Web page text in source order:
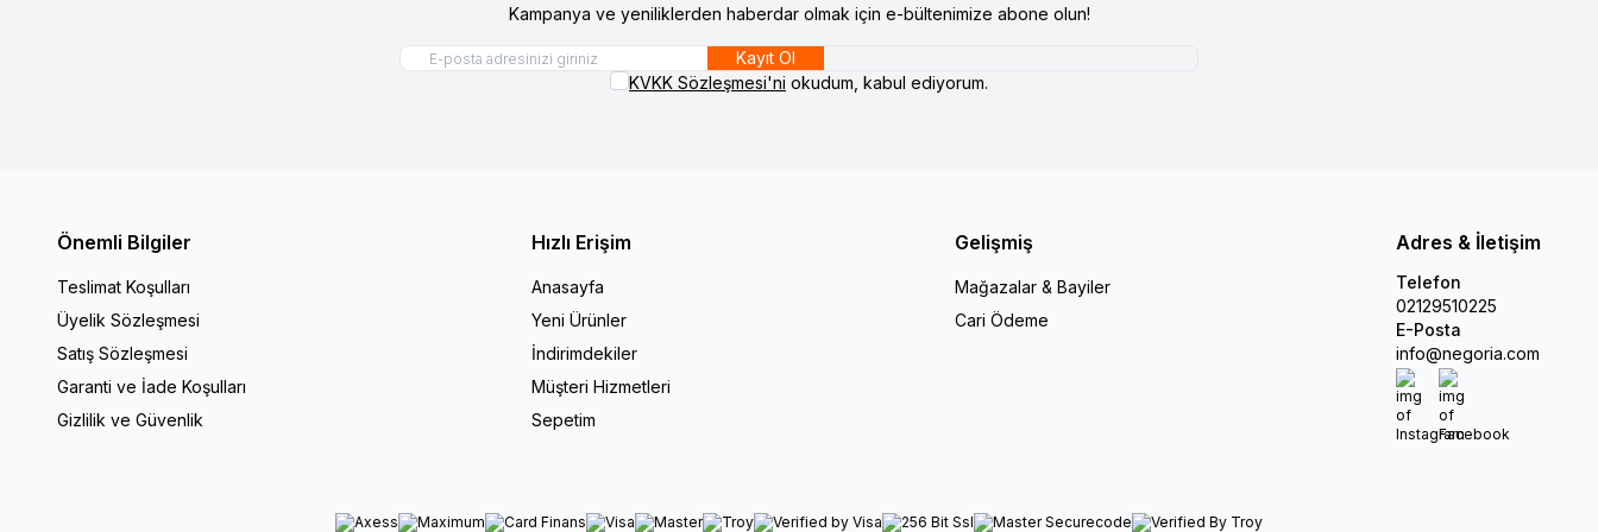
Kampanya ve yeniliklerden haberdar olmak için e-bültenimize abone olun!
Kayıt Ol
KVKK Sözleşmesi'ni okudum, kabul ediyorum.
Önemli Bilgiler
Teslimat Koşulları
Üyelik Sözleşmesi
Satış Sözleşmesi
Garanti ve İade Koşulları
Gizlilik ve Güvenlik
Hızlı Erişim
Anasayfa
Yeni Ürünler
İndirimdekiler
Müşteri Hizmetleri
Sepetim
Gelişmiş
Mağazalar & Bayiler
Cari Ödeme
Adres & İletişim
Telefon
02129510225
E-Posta
info@negoria.com
Instagram